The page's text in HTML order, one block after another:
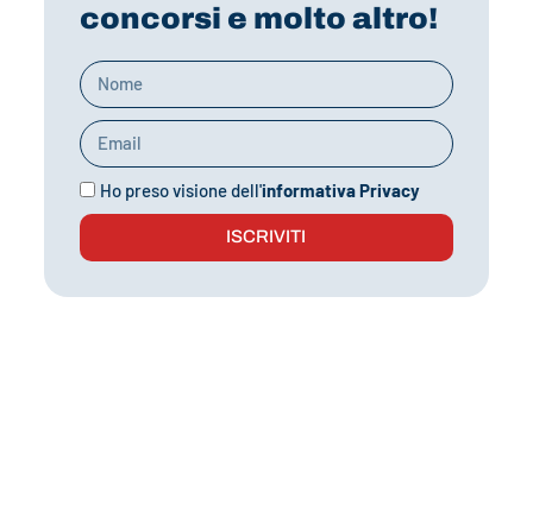
concorsi e molto altro!
Ho preso visione dell'informativa Privacy
ISCRIVITI